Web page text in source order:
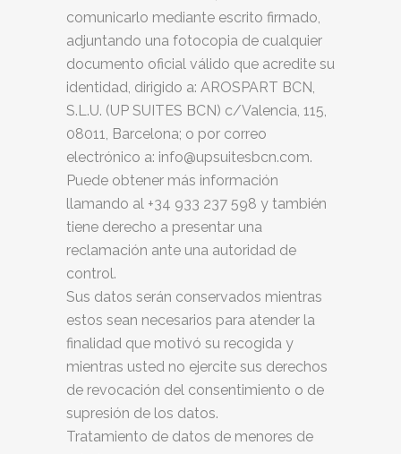
comunicarlo mediante escrito firmado,
adjuntando una fotocopia de cualquier
documento oficial válido que acredite su
identidad, dirigido a: AROSPART BCN,
S.L.U. (UP SUITES BCN) c/Valencia, 115,
08011, Barcelona; o por correo
electrónico a: info@upsuitesbcn.com.
Puede obtener más información
llamando al +34 933 237 598 y también
tiene derecho a presentar una
reclamación ante una autoridad de
control.
Sus datos serán conservados mientras
estos sean necesarios para atender la
finalidad que motivó su recogida y
mientras usted no ejercite sus derechos
de revocación del consentimiento o de
supresión de los datos.
Tratamiento de datos de menores de